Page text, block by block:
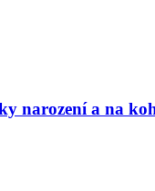
narození a na